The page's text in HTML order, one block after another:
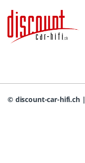
© discount-car-hifi.ch